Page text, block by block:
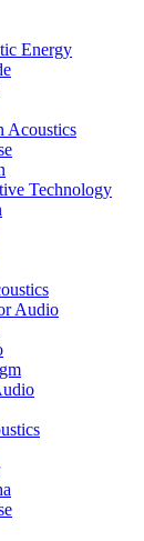
Energy
Acoustics
Technology
Audio